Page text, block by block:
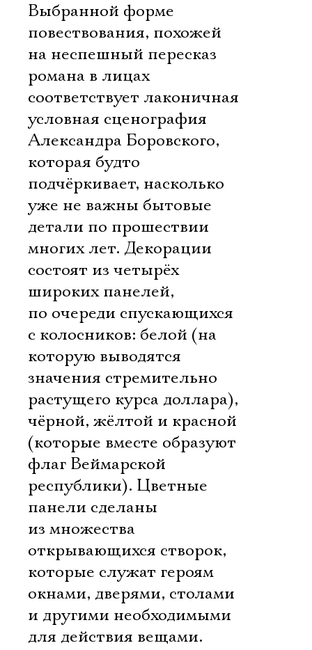
Выбранной форме
повествования, похожей
на неспешный пересказ
романа в лицах
соответствует лаконичная
условная сценография
Александра Боровского,
которая будто
подчёркивает, насколько
уже не важны бытовые
детали по прошествии
многих лет. Декорации
состоят из четырёх
широких панелей,
по очереди спускающихся
с колосников: белой (на
которую выводятся
значения стремительно
растущего курса доллара),
чёрной, жёлтой и красной
(которые вместе образуют
флаг Веймарской
республики). Цветные
панели сделаны
из множества
открывающихся створок,
которые служат героям
окнами, дверями, столами
и другими необходимыми
для действия вещами.